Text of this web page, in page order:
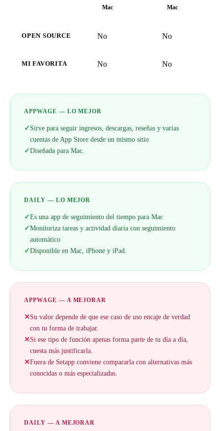
Mac
Mac
OPEN SOURCE No No
MI FAVORITA No No
APPWAGE — LO MEJOR
✓Sirve para seguir ingresos, descargas, reseñas y varias
cuentas de App Store desde un mismo sitio
✓Diseñada para Mac.
DAILY — LO MEJOR
✓Es una app de seguimiento del tiempo para Mac
✓Monitoriza tareas y actividad diaria con seguimiento
automático
✓Disponible en Mac, iPhone y iPad.
APPWAGE — A MEJORAR
✕Su valor depende de que ese caso de uso encaje de verdad
con tu forma de trabajar.
✕Si ese tipo de función apenas forma parte de tu día a día,
cuesta más justificarla.
✕Fuera de Setapp conviene compararla con alternativas más
conocidas o más especializadas.
DAILY — A MEJORAR